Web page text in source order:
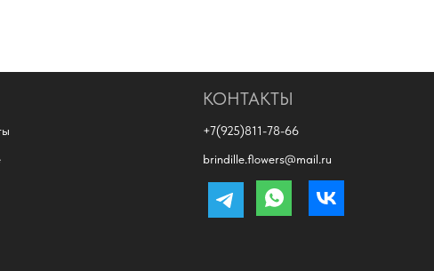
+7(925)811-78-66
КОНТАКТЫ
brindille.flowers@mail.ru